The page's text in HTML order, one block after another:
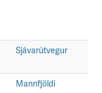
Sjávarútvegur
Mannfjöldi